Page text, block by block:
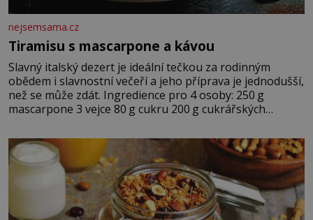
nejsemsama.cz
Tiramisu s mascarpone a kávou
Slavný italský dezert je ideální tečkou za rodinným
obědem i slavnostní večeří a jeho příprava je jednodušší,
než se může zdát. Ingredience pro 4 osoby: 250 g
mascarpone 3 vejce 80 g cukru 200 g cukrářských
posypání Postup: Oddělte žloutky od bílků. Žloutky
vyšlehejte s cukrem do světlé pěny a postupně do nich
vmíchejte mascarpone, aby vznikl hladký